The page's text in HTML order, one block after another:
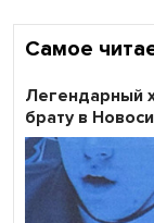
Самое
Легендарный
брату в